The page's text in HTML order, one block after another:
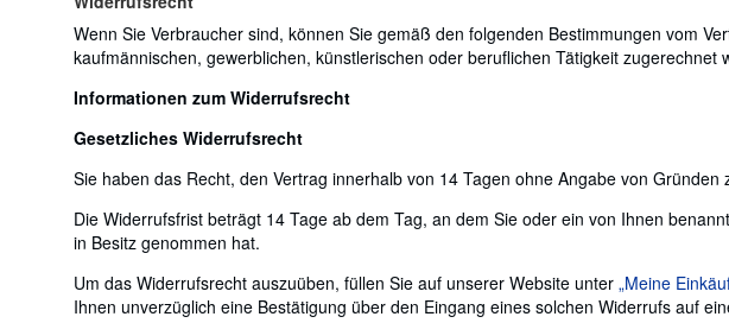
Wenn Sie Verbraucher sind, können Sie gemäß den folgenden Bestimmungen vom
kaufmännischen, gewerblichen, künstlerischen oder beruflichen Tätigkeit zugerechnet
Informationen zum Widerrufsrecht
Gesetzliches Widerrufsrecht
Sie haben das Recht, den Vertrag innerhalb von 14 Tagen ohne Angabe von Gründen
Die Widerrufsfrist beträgt 14 Tage ab dem Tag, an dem Sie oder ein von Ihnen
in Besitz genommen hat.
Um das Widerrufsrecht auszuüben, füllen Sie auf unserer Website unter „Meine
Ihnen unverzüglich eine Bestätigung über den Eingang eines solchen Widerrufs auf